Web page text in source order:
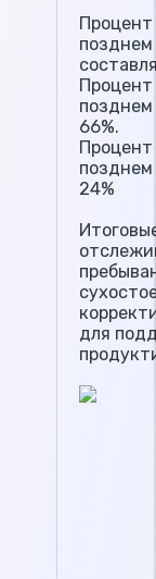
позднем
позднем
66%.
позднем
24%
для